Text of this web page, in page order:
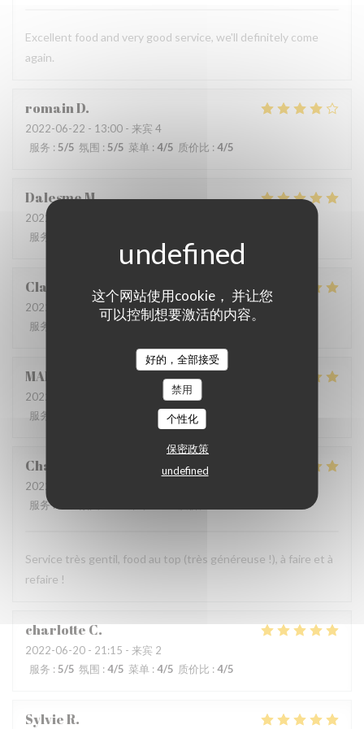
这个网站使用cookie， 并让您
可以控制想要激活的内容。
好的，全部接受
禁用
个性化
保密政策
undefined
Excellent food and very good service, we'll definitely come
again.
romainD
2022-06-22 - 13:00 - 来宾 4
服务 : 5/5 氛围 : 5/5 菜单 : 4/5 质价比 : 4/5
DalesmeM
2022-06-21
服务
Clarisse
2022-06-21
- 19:00 - 来宾 2
服务
5 菜单 : 5/5 质价比 5 /5
MARIA
2022-06-20
服务
5 /5 质价比
Charlotte
2022-06-19
服务:
Service très gentil, food au top (très généreuse !), à faire et à
refaire !
charlotte C
2022-06-20 - 21:15 - 来宾 2
服务 : 5/5 氛围 : 4/5 菜单 : 4/5 质价比 : 4/5
SylvieR